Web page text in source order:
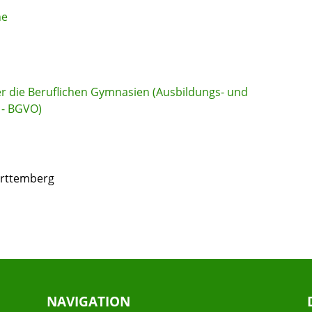
Beruflichen Gymnasien (Ausbildungs- und
BGVO)
NAVIGATION